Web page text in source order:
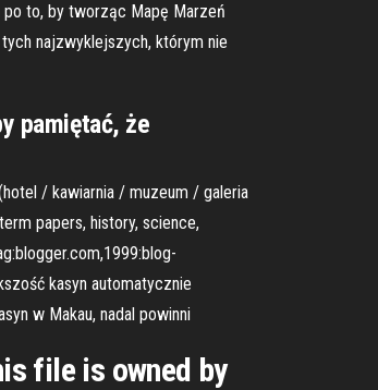
to, by tworząc Mapę Marzeń
najzwyklejszych, którym nie
pamiętać, że
/ kawiarnia / muzeum / galeria
papers, history, science,
kasyn automatycznie
w Makau, nadal powinni
file is owned by